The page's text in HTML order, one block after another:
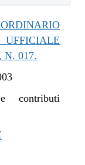
N. 017.
contributi